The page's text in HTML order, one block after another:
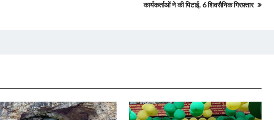
कार्यकर्ताओं ने की पिटाई, 6 शिवसैनिक गिरफ़्तार